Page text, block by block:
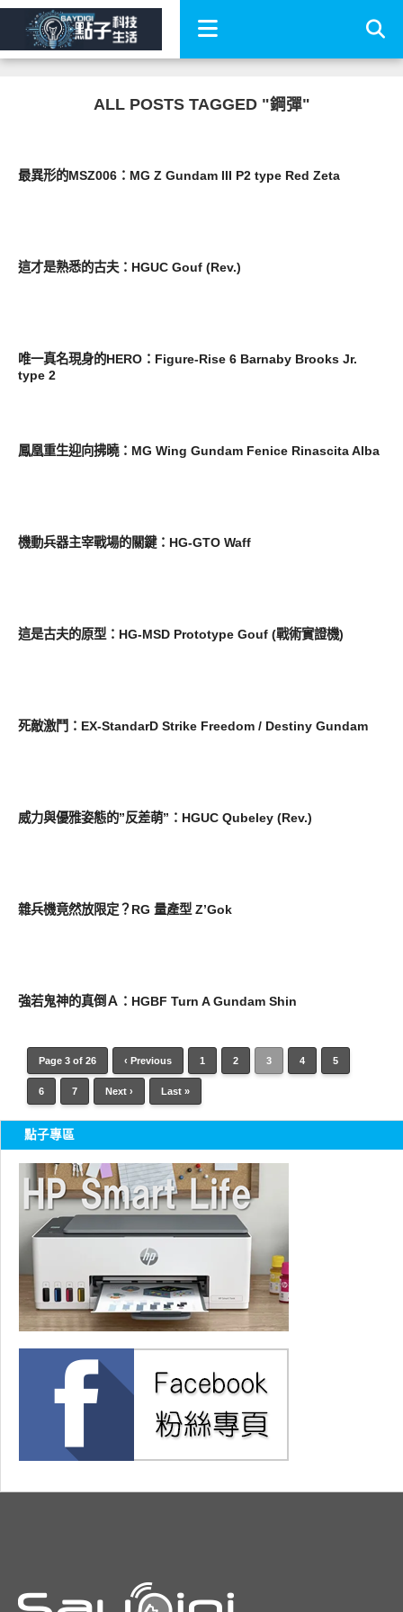
ALL POSTS TAGGED "鋼彈"
最異形的MSZ006：MG Z Gundam III P2 type Red Zeta
這才是熟悉的古夫：HGUC Gouf (Rev.)
唯一真名現身的HERO：Figure-Rise 6 Barnaby Brooks Jr.
type 2
鳳凰重生迎向拂曉：MG Wing Gundam Fenice Rinascita Alba
機動兵器主宰戰場的關鍵：HG-GTO Waff
這是古夫的原型：HG-MSD Prototype Gouf (戰術實證機)
死敵激鬥：EX-StandarD Strike Freedom / Destiny Gundam
威力與優雅姿態的”反差萌”：HGUC Qubeley (Rev.)
雜兵機竟然放限定？RG 量產型 Z’Gok
強若鬼神的真倒Ａ：HGBF Turn A Gundam Shin
Page 3 of 26 ‹ Previous 1 2 3 4 5
6 7 Next › Last »
點子專區